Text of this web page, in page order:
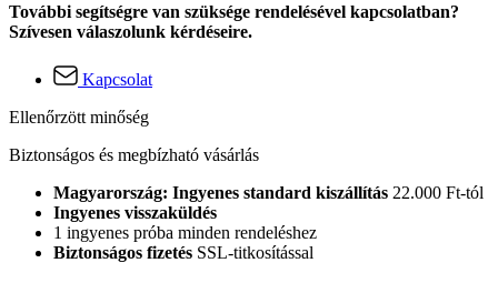
További segítségre van szüksége rendelésével kapcsolatban?
Szívesen válaszolunk kérdéseire.
Kapcsolat
Ellenőrzött minőség
Biztonságos és megbízható vásárlás
Magyarország: Ingyenes standard kiszállítás 22.000 Ft-tól
Ingyenes visszaküldés
1 ingyenes próba minden rendeléshez
Biztonságos fizetés SSL-titkosítással